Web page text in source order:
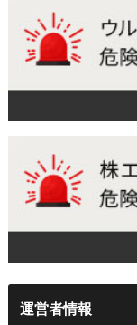
運営者情報